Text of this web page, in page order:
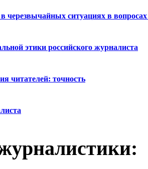
черезвычайных ситуациях в вопросах
этики российского журналиста
читателей: точность